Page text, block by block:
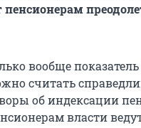
пенсионерам
вообще показатель
считать
об индексации
власти